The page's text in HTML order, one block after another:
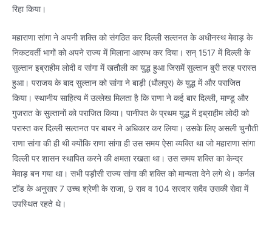
रिहा किया।
महाराणा सांगा ने अपनी शक्ति को संगठित कर दिल्ली सल्तनत के अधीनस्थ मेवाड़ के
निकटवर्ती भागों को अपने राज्य में मिलाना आरम्भ कर दिया। सन् 1517 में दिल्ली के
सुल्तान इब्राहीम लोदी व सांगा में खतौली का युद्ध हुआ जिसमें सुल्तान बुरी तरह परास्त
हुआ। पराजय के बाद सुल्तान को सांगा ने बाड़ी (धौलपुर) के युद्ध में और पराजित
किया। स्थानीय साहित्य में उल्लेख मिलता है कि राणा ने कई बार दिल्ली, माण्डू और
गुजरात के सुल्तानों को पराजित किया। पानीपत के प्रथम युद्ध में इब्राहीम लोदी को
परास्त कर दिल्ली सल्तनत पर बाबर ने अधिकार कर लिया। उसके लिए असली चुनौती
राणा सांगा की ही थी क्योंकि राणा सांगा ही उस समय ऐसा व्यक्ति था जो महाराणा सांगा
दिल्ली पर शासन स्थापित करने की क्षमता रखता था। उस समय शक्ति का केन्द्र
मेवाड़ बन गया था। सभी पड़ौसी राज्य सांगा की शक्ति को मान्यता देने लगे थे। कर्नल
टॉड के अनुसार 7 उच्च श्रेणी के राजा, 9 राव व 104 सरदार सदैव उसकी सेवा में
उपस्थित रहते थे।